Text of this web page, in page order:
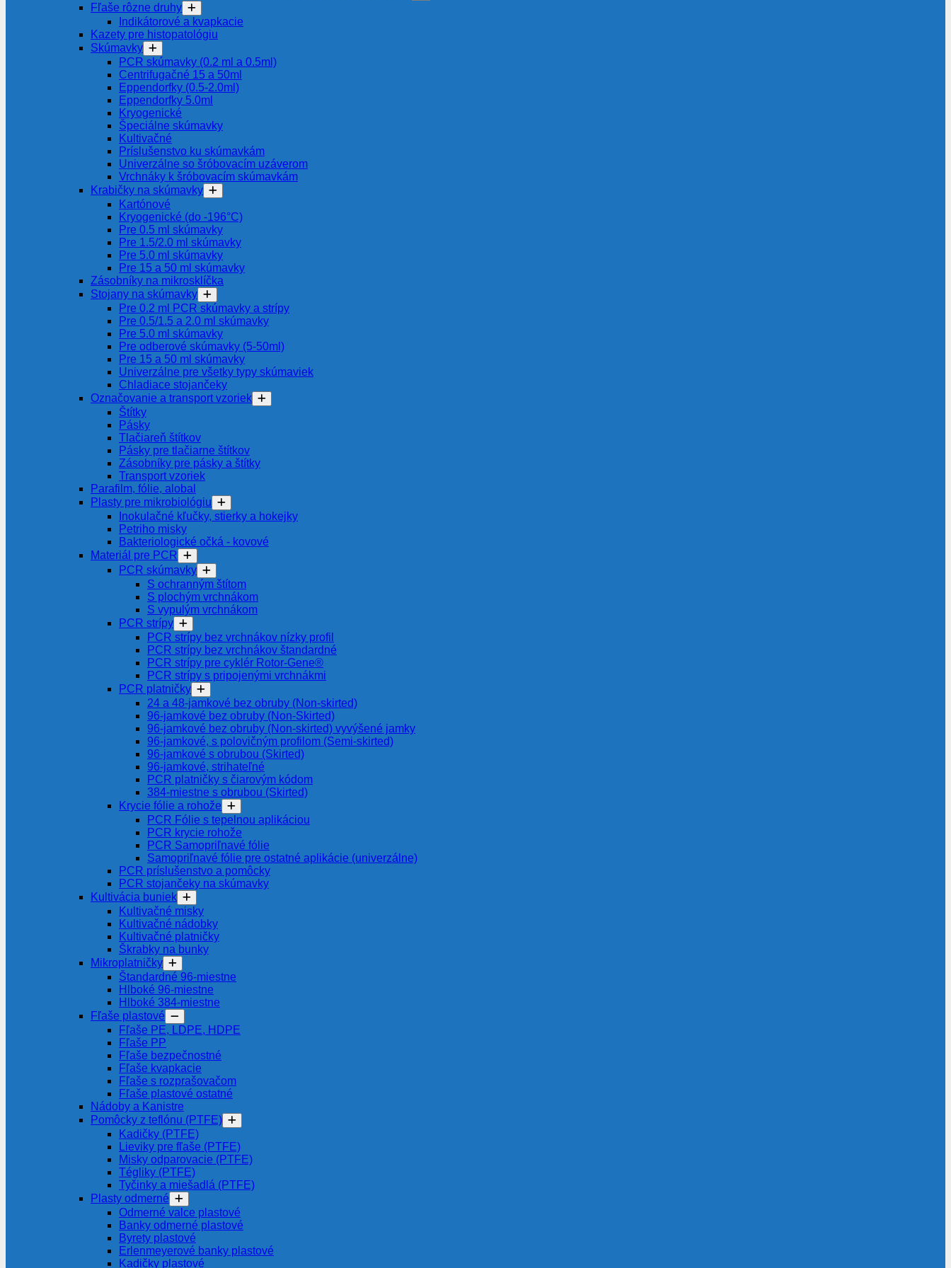
Fľaše rôzne druhy
Indikátorové a kvapkacie
Kazety pre histopatológiu
Skúmavky
PCR skúmavky (0.2 ml a 0.5ml)
Centrifugačné 15 a 50ml
Eppendorfky (0.5-2.0ml)
Eppendorfky 5.0ml
Kryogenické
Špeciálne skúmavky
Kultivačné
Príslušenstvo ku skúmavkám
Univerzálne so šróbovacím uzáverom
Vrchnáky k šróbovacím skúmavkám
Krabičky na skúmavky
Kartónové
Kryogenické (do -196°C)
Pre 0.5 ml skúmavky
Pre 1.5/2.0 ml skúmavky
Pre 5.0 ml skúmavky
Pre 15 a 50 ml skúmavky
Zásobníky na mikrosklíčka
Stojany na skúmavky
Pre 0.2 ml PCR skúmavky a strípy
Pre 0.5/1.5 a 2.0 ml skúmavky
Pre 5.0 ml skúmavky
Pre odberové skúmavky (5-50ml)
Pre 15 a 50 ml skúmavky
Univerzálne pre všetky typy skúmaviek
Chladiace stojančeky
Označovanie a transport vzoriek
Štítky
Pásky
Tlačiareň štítkov
Pásky pre tlačiarne štítkov
Zásobníky pre pásky a štítky
Transport vzoriek
Parafilm, fólie, alobal
Plasty pre mikrobiológiu
Inokulačné kľučky, stierky a hokejky
Petriho misky
Bakteriologické očká - kovové
Materiál pre PCR
PCR skúmavky
S ochranným štítom
S plochým vrchnákom
S vypulým vrchnákom
PCR strípy
PCR strípy bez vrchnákov nízky profil
PCR strípy bez vrchnákov štandardné
PCR strípy pre cyklér Rotor-Gene®
PCR strípy s pripojenými vrchnákmi
PCR platničky
24 a 48-jamkové bez obruby (Non-skirted)
96-jamkové bez obruby (Non-Skirted)
96-jamkové bez obruby (Non-skirted) vyvýšené jamky
96-jamkové, s polovičným profilom (Semi-skirted)
96-jamkové s obrubou (Skirted)
96-jamkové, strihateľné
PCR platničky s čiarovým kódom
384-miestne s obrubou (Skirted)
Krycie fólie a rohože
PCR Fólie s tepelnou aplikáciou
PCR krycie rohože
PCR Samopriľnavé fólie
Samopriľnavé fólie pre ostatné aplikácie (univerzálne)
PCR príslušenstvo a pomôcky
PCR stojančeky na skúmavky
Kultivácia buniek
Kultivačné misky
Kultivačné nádobky
Kultivačné platničky
Škrabky na bunky
Mikroplatničky
Štandardné 96-miestne
Hlboké 96-miestne
Hlboké 384-miestne
Fľaše plastové
Fľaše PE, LDPE, HDPE
Fľaše PP
Fľaše bezpečnostné
Fľaše kvapkacie
Fľaše s rozprašovačom
Fľaše plastové ostatné
Nádoby a Kanistre
Pomôcky z teflónu (PTFE)
Kadičky (PTFE)
Lieviky pre fľaše (PTFE)
Misky odparovacie (PTFE)
Tégliky (PTFE)
Tyčinky a miešadlá (PTFE)
Plasty odmerné
Odmerné valce plastové
Banky odmerné plastové
Byrety plastové
Erlenmeyerové banky plastové
Kadičky plastové